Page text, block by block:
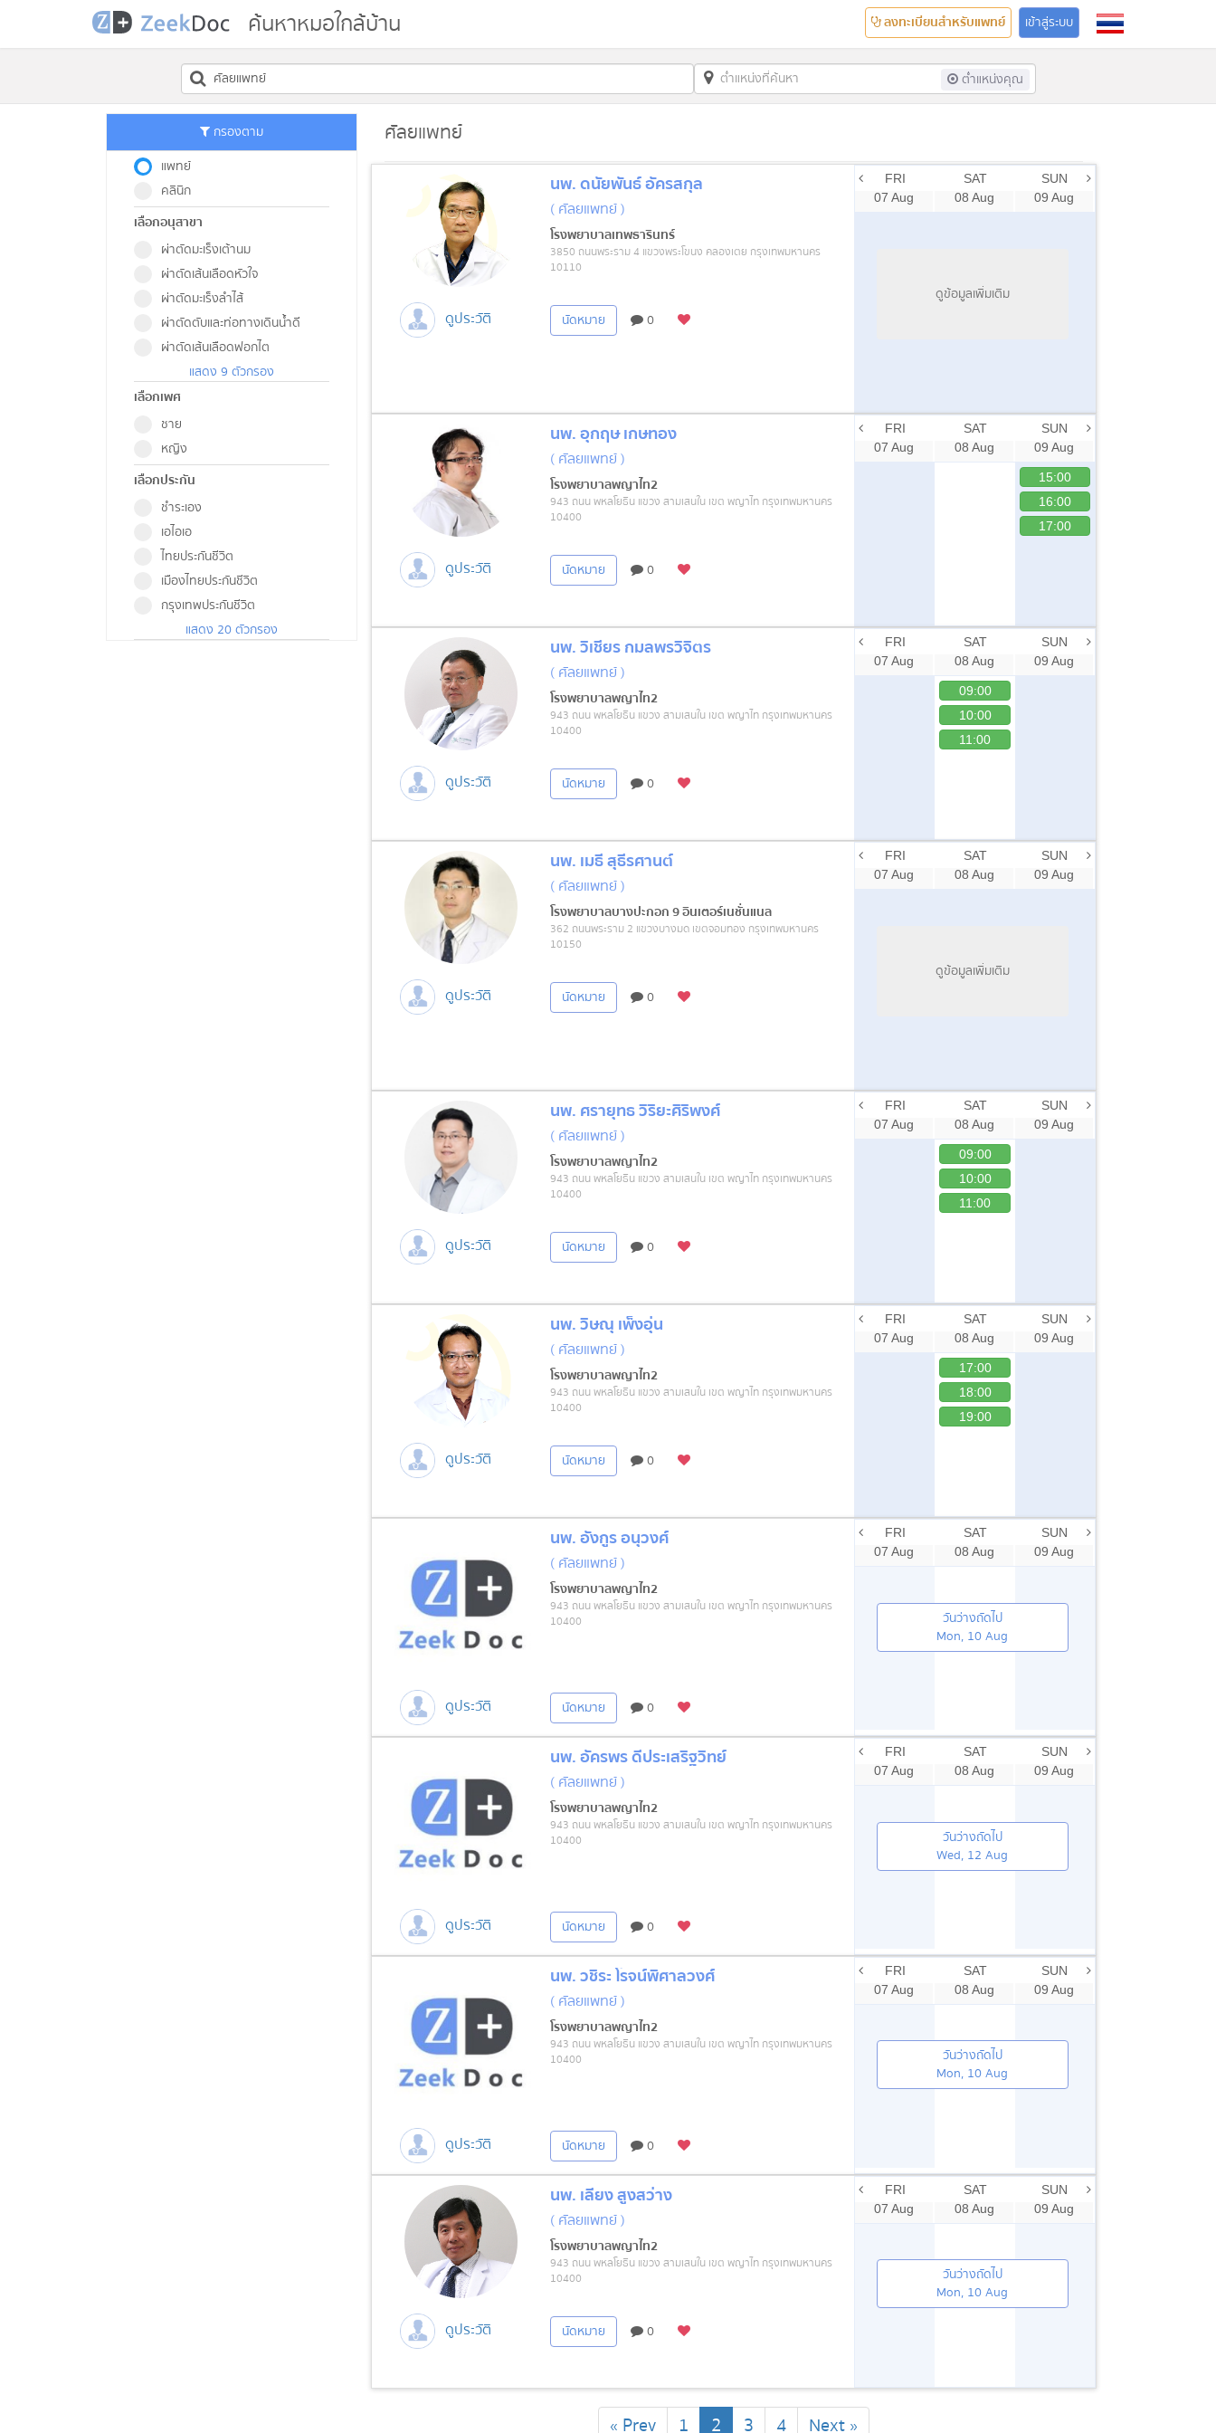
ค้นหาหมอใกล้บ้าน ลงทะเบียนสำหรับแพทย์ เข้าสู่ระบบ
ต่ำแหน่งคุณ
กรองตาม
แพทย์
คลินิก
เลือกอนุสาขา
ผ่าตัดมะเร็งเต้านม
ผ่าตัดเส้นเลือดหัวใจ
ผ่าตัดมะเร็งลำไส้
ผ่าตัดตับและท่อทางเดินน้ำดี
ผ่าตัดเส้นเลือดฟอกไต
แสดง 9 ตัวกรอง
เลือกเพศ
ชาย
หญิง
เลือกประกัน
ชำระเอง
เอไอเอ
ไทยประกันชีวิต
เมืองไทยประกันชีวิต
กรุงเทพประกันชีวิต
แสดง 20 ตัวกรอง
ศัลยแพทย์
นพ. ดนัยพันธ์ อัครสกุล
( ศัลยแพทย์ )
โรงพยาบาลเทพธารินทร์
3850 ถนนพระราม 4 แขวงพระโขนง คลองเตย กรุงเทพมหานคร
10110
ดูประวัติ นัดหมาย 0
FRI SAT
SUN
07 Aug
08 Aug 09 Aug
ดูข้อมูลเพิ่มเติม
นพ. อุกฤษ เกษทอง
( ศัลยแพทย์ )
โรงพยาบาลพญาไท2
943 ถนน พหลโยธิน แขวง สามเสนใน เขต พญาไท กรุงเทพมหานคร
10400
ดูประวัติ นัดหมาย 0
FRI SAT
SUN
07 Aug
08 Aug 09 Aug
15:00
16:00
17:00
นพ. วิเชียร กมลพรวิจิตร
( ศัลยแพทย์ )
โรงพยาบาลพญาไท2
943 ถนน พหลโยธิน แขวง สามเสนใน เขต พญาไท กรุงเทพมหานคร
10400
ดูประวัติ นัดหมาย 0
FRI SAT
SUN
07 Aug
08 Aug 09 Aug
09:00
10:00
11:00
นพ. เมธี สุธีรศานต์
( ศัลยแพทย์ )
โรงพยาบาลบางปะกอก 9 อินเตอร์เนชั่นแนล
362 ถนนพระราม 2 แขวงบางมด เขตจอมทอง กรุงเทพมหานคร
10150
ดูประวัติ นัดหมาย 0
FRI SAT
SUN
07 Aug
08 Aug 09 Aug
ดูข้อมูลเพิ่มเติม
นพ. ศรายุทธ วิริยะศิริพงศ์
( ศัลยแพทย์ )
โรงพยาบาลพญาไท2
943 ถนน พหลโยธิน แขวง สามเสนใน เขต พญาไท กรุงเทพมหานคร
10400
ดูประวัติ นัดหมาย 0
FRI SAT
SUN
07 Aug
08 Aug 09 Aug
09:00
10:00
11:00
นพ. วิษณุ เพ็งอุ่น
( ศัลยแพทย์ )
โรงพยาบาลพญาไท2
943 ถนน พหลโยธิน แขวง สามเสนใน เขต พญาไท กรุงเทพมหานคร
10400
ดูประวัติ นัดหมาย 0
FRI SAT
SUN
07 Aug
08 Aug 09 Aug
17:00
18:00
19:00
นพ. อังกูร อนุวงศ์
( ศัลยแพทย์ )
โรงพยาบาลพญาไท2
943 ถนน พหลโยธิน แขวง สามเสนใน เขต พญาไท กรุงเทพมหานคร
10400
ดูประวัติ นัดหมาย 0
FRI SAT
SUN
07 Aug
08 Aug 09 Aug
วันว่างถัดไป
Mon, 10 Aug
นพ. อัครพร ดีประเสริฐวิทย์
( ศัลยแพทย์ )
โรงพยาบาลพญาไท2
943 ถนน พหลโยธิน แขวง สามเสนใน เขต พญาไท กรุงเทพมหานคร
10400
ดูประวัติ นัดหมาย 0
FRI SAT
SUN
07 Aug
08 Aug 09 Aug
วันว่างถัดไป
Wed, 12 Aug
นพ. วชิระ โรจน์พิศาลวงศ์
( ศัลยแพทย์ )
โรงพยาบาลพญาไท2
943 ถนน พหลโยธิน แขวง สามเสนใน เขต พญาไท กรุงเทพมหานคร
10400
ดูประวัติ นัดหมาย 0
FRI SAT
SUN
07 Aug
08 Aug 09 Aug
วันว่างถัดไป
Mon, 10 Aug
นพ. เลี้ยง สูงสว่าง
( ศัลยแพทย์ )
โรงพยาบาลพญาไท2
943 ถนน พหลโยธิน แขวง สามเสนใน เขต พญาไท กรุงเทพมหานคร
10400
ดูประวัติ นัดหมาย 0
FRI SAT
SUN
07 Aug
08 Aug 09 Aug
วันว่างถัดไป
Mon, 10 Aug
« Prev 1 2(current)
3 4 Next »